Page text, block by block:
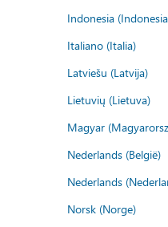
Indonesia
Italiano (Italia)
Latviešu (Latvija)
Lietuvių (Lietuva)
Magyar
Nederlands (België)
Nederlands
Norsk (Norge)